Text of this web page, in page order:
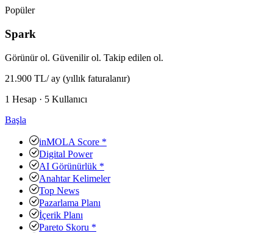
Popüler
Spark
Görünür ol. Güvenilir ol. Takip edilen ol.
21.900 TL/ ay (yıllık faturalanır)
1 Hesap · 5 Kullanıcı
Başla
inMOLA Score *
Digital Power
AI Görünürlük *
Anahtar Kelimeler
Top News
Pazarlama Planı
İçerik Planı
Pareto Skoru *